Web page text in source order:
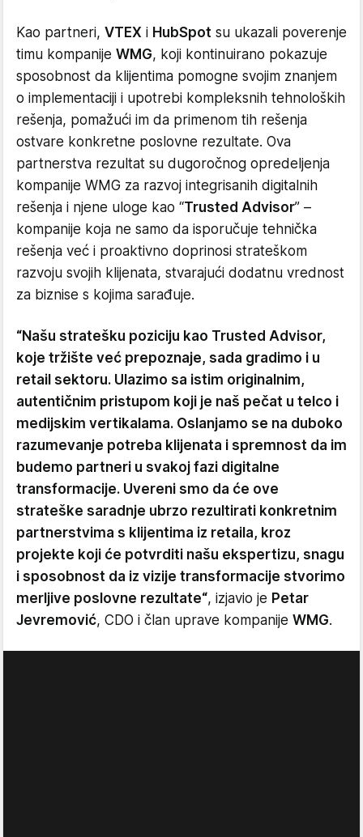
Kao partneri, VTEX i HubSpot su ukazali poverenje
timu kompanije WMG, koji kontinuirano pokazuje
sposobnost da klijentima pomogne svojim znanjem
o implementaciji i upotrebi kompleksnih tehnoloških
rešenja, pomažući im da primenom tih rešenja
ostvare konkretne poslovne rezultate. Ova
partnerstva rezultat su dugoročnog opredeljenja
kompanije WMG za razvoj integrisanih digitalnih
rešenja i njene uloge kao “Trusted Advisor” –
kompanije koja ne samo da isporučuje tehnička
rešenja već i proaktivno doprinosi strateškom
razvoju svojih klijenata, stvarajući dodatnu vrednost
za biznise s kojima sarađuje.
“Našu stratešku poziciju kao Trusted Advisor,
koje tržište već prepoznaje, sada gradimo i u
retail sektoru. Ulazimo sa istim originalnim,
autentičnim pristupom koji je naš pečat u telco i
medijskim vertikalama. Oslanjamo se na duboko
razumevanje potreba klijenata i spremnost da im
budemo partneri u svakoj fazi digitalne
transformacije. Uvereni smo da će ove
strateške saradnje ubrzo rezultirati konkretnim
partnerstvima s klijentima iz retaila, kroz
projekte koji će potvrditi našu ekspertizu, snagu
i sposobnost da iz vizije transformacije stvorimo
merljive poslovne rezultate“, izjavio je Petar
Jevremović, CDO i član uprave kompanije WMG.